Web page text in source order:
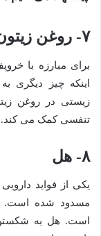
۷- روغن زیتون
اینکه چیز دیگری
زیستی در روغن
تنفسی کمک می کند.
۸- هل
یکی از فواید
مسدود شده است.
است. هل به